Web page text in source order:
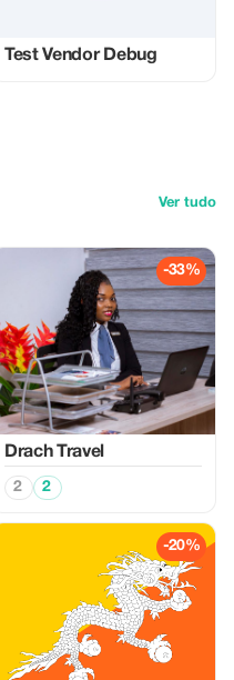
Test Vendor Debug
Ver tudo
-33%
Drach Travel
2 2
-20%